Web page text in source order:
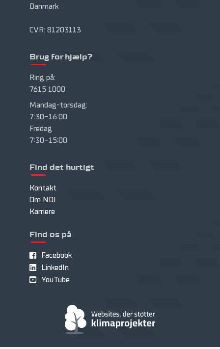
Danmark
CVR: 81203113
Brug for hjælp?
Ring på:
7615 1000
Mandag-torsdag:
7:30-16:00
Fredag
7:30-15:00
Find det hurtigt
Kontakt
Om NDI
Karriere
Find os på
Facebook
LinkedIn
YouTube